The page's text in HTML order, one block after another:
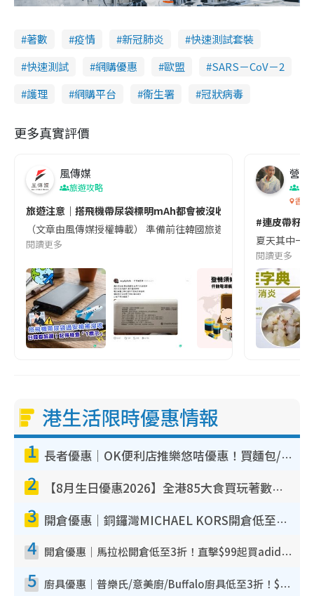
著數 疫情 新冠肺炎
快速測試套裝
快速測試
網購優惠 歐盟
SARS－CoV－2
護理
網購平台 衞生署 冠狀病毒
更多真實評價
風傳媒
旅遊攻略
旅遊注意｜搭飛機帶尿袋標明mAh都會被沒收😱出發前切記檢查
（文章由風傳媒授權轉載） 準備前往韓國旅遊的民眾，近期要
閱讀更多
營養
香港
#連皮帶籽
夏天其中一
閱讀更多
港生活限時優惠情報
1 長者優惠｜OK便利店推樂悠咭優惠！買麵包/牛奶/保健品拍卡即減
2 【8月生日優惠2026】全港85大食買玩著數攻略 自助餐/火鍋放題同行免費＋誠品/DONKI送現金券
3 開倉優惠｜銅鑼灣MICHAEL KORS開倉低至17折！直擊$500起買手袋/銀包/鞋款 必買經典Jet Set系列
4 開倉優惠｜馬拉松開倉低至3折！直擊$99起買adidas／New Balance／Puma鞋款 STANLEY保溫杯劈價至$119起
5 廚具優惠｜普樂氏/意美廚/Buffalo廚具低至3折！$89起買煎鍋／炒鑊／個人鍋 同場小家電激減至$99起